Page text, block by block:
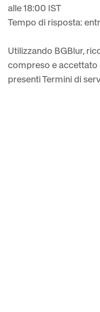
alle 18:00 IST
Tempo di risposta:
Utilizzando BGBlur,
compreso e accettato
presenti Termini di